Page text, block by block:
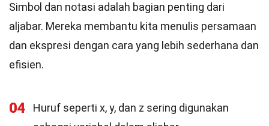
Simbol dan notasi adalah bagian penting dari
aljabar. Mereka membantu kita menulis persamaan
dan ekspresi dengan cara yang lebih sederhana dan
efisien.
04
Huruf seperti x, y, dan z sering digunakan